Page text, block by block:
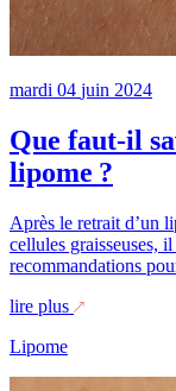
mardi 04 juin 2024
Que faut-il
lipome ?
Après le retrait d’un
cellules graisseuses,
recommandations
lire plus
Lipome